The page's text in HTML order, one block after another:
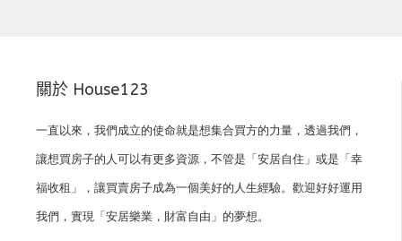
關於 House123
一直以來，我們成立的使命就是想集合買方的力量，透過我們，
讓想買房子的人可以有更多資源，不管是「安居自住」或是「幸
福收租」，讓買賣房子成為一個美好的人生經驗。歡迎好好運用
我們，實現「安居樂業，財富自由」的夢想。